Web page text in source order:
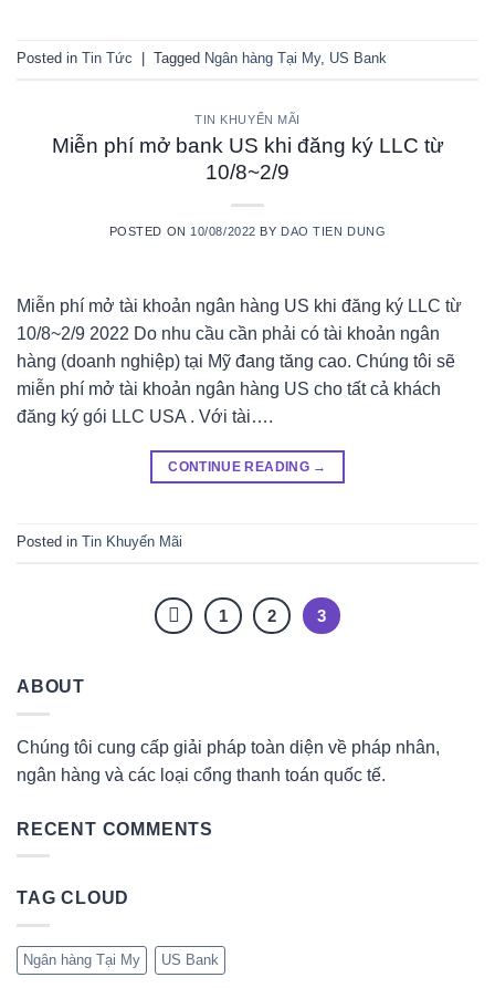
Posted in Tin Tức Tagged Ngân hàng Tại My, US Bank
TIN KHUYẾN MÃI
Miễn phí mở bank US khi đăng ký LLC từ
10/8~2/9
POSTED ON 10/08/2022 BY DAO TIEN DUNG
Miễn phí mở tài khoản ngân hàng US khi đăng ký LLC từ
10/8~2/9 2022 Do nhu cầu cần phải có tài khoản ngân
hàng (doanh nghiệp) tại Mỹ đang tăng cao. Chúng tôi sẽ
miễn phí mở tài khoản ngân hàng US cho tất cả khách
đăng ký gói LLC USA . Với tài….
CONTINUE READING →
Posted in Tin Khuyến Mãi
1 2 3
ABOUT
Chúng tôi cung cấp giải pháp toàn diện về pháp nhân,
ngân hàng và các loại cổng thanh toán quốc tế.
RECENT COMMENTS
TAG CLOUD
Ngân hàng Tại My US Bank